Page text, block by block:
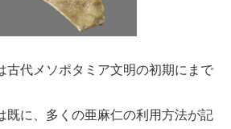
古代メソポタミア文明の初期にまで
既に、多くの亜麻仁の利用方法が記